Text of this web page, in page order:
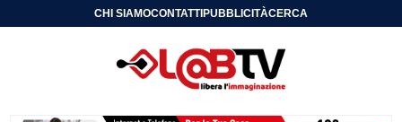
CHI SIAMOCONTATTIPUBBLICITÀCERCA